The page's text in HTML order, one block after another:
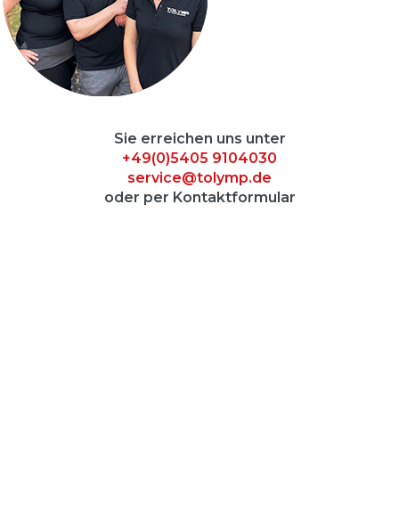
Sie erreichen uns unter
+49(0)5405 9104030
service@tolymp.de
oder per Kontaktformular